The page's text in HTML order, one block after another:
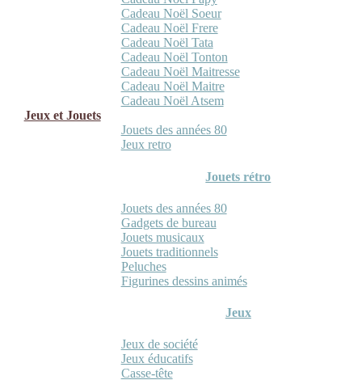
Cadeau Noël Soeur
Cadeau Noël Frere
Cadeau Noël Tata
Cadeau Noël Tonton
Cadeau Noël Maitresse
Cadeau Noël Maitre
Cadeau Noël Atsem
Jeux et Jouets
Jouets des années 80
Jeux retro
Jouets rétro
Jouets des années 80
Gadgets de bureau
Jouets musicaux
Jouets traditionnels
Peluches
Figurines dessins animés
Jeux
Jeux de société
Jeux éducatifs
Casse-tête